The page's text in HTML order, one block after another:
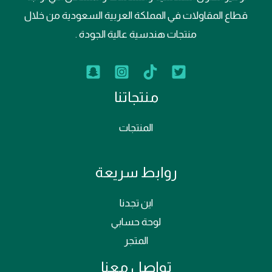
قطاع المقاولات في المملكة العربية السعودية من خلال
منتجات هندسية عالية الجودة .
منتجاتنا
المنتجات
روابط سريعة
اين تجدنا
لوحة حسابي
المتجر
تواصل معنا